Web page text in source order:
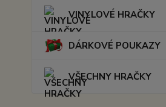
VINYLOVÉ HRAČKY
DÁRKOVÉ POUKAZY
VŠECHNY HRAČKY